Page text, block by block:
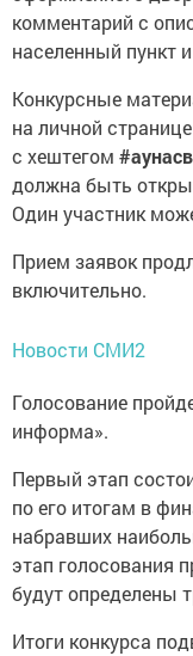
комментарий с
населенный пункт
Конкурсные
на личной
с хештегом
должна быть
Один участник
Прием заявок
включительно.
Новости СМИ2
Голосование
информа».
Первый этап
по его итогам в
набравших
этап голосования
будут определены
Итоги конкурса